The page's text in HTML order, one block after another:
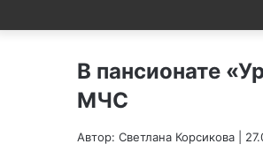
В пансионате
МЧС
Автор: Светлана Корсикова |